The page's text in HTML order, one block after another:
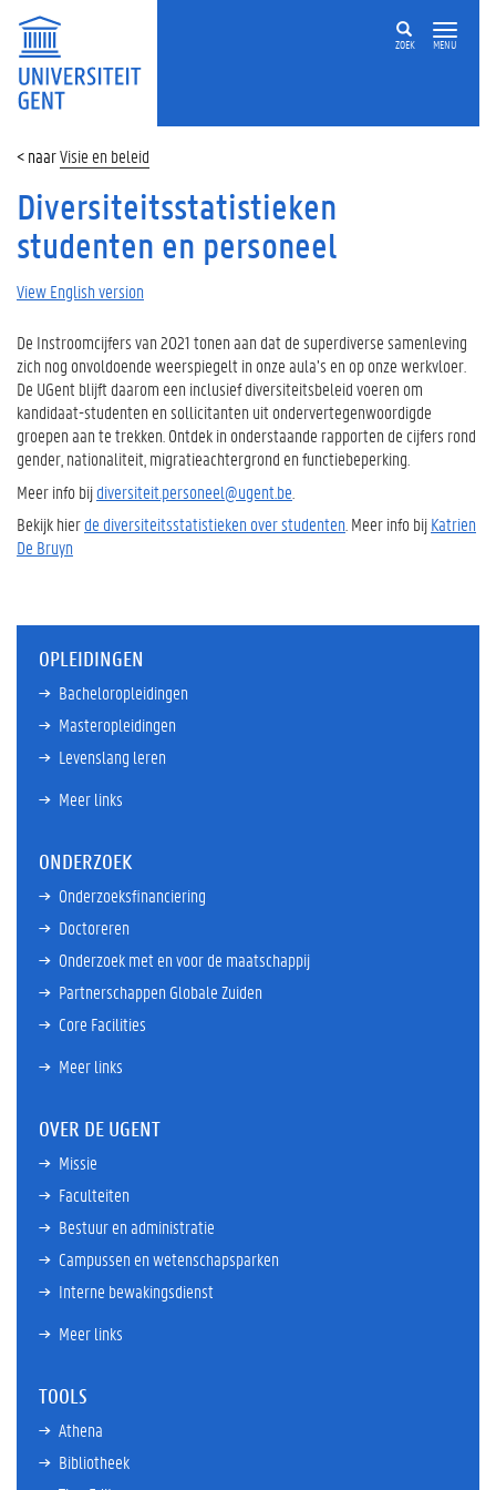
ZOEK MENU
Visie en beleid
Diversiteitsstatistieken
studenten en personeel
View English version
De Instroomcijfers van 2021 tonen aan dat de superdiverse samenleving
zich nog onvoldoende weerspiegelt in onze aula’s en op onze werkvloer.
De UGent blijft daarom een inclusief diversiteitsbeleid voeren om
kandidaat-studenten en sollicitanten uit ondervertegenwoordigde
groepen aan te trekken. Ontdek in onderstaande rapporten de cijfers rond
gender, nationaliteit, migratieachtergrond en functiebeperking.
Meer info bijdiversiteit.personeel@ugent.be
Bekijk hierde diversiteitsstatistieken over studenten . Meer info bijKatrien
De Bruyn
OPLEIDINGEN
Bacheloropleidingen
Masteropleidingen
Levenslang leren
Meer links
ONDERZOEK
Onderzoeksfinanciering
Doctoreren
Onderzoek met en voor de maatschappij
Partnerschappen Globale Zuiden
Core Facilities
Meer links
OVER DE UGENT
Missie
Faculteiten
Bestuur en administratie
Campussen en wetenschapsparken
Interne bewakingsdienst
Meer links
TOOLS
Athena
Bibliotheek